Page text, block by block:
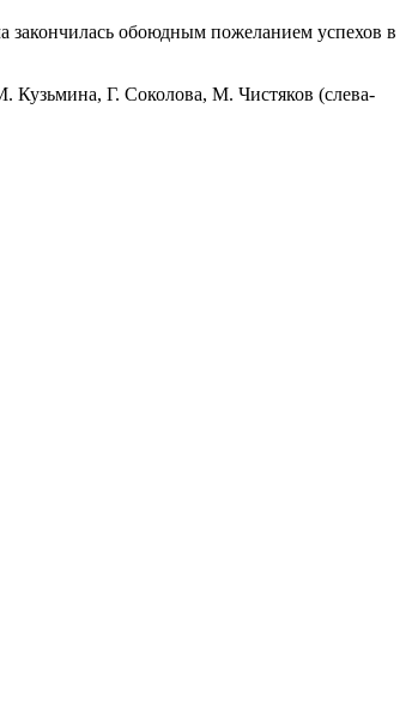
обоюдным пожеланием успехов в
Кузьмина, Г. Соколова, М. Чистяков (слева-